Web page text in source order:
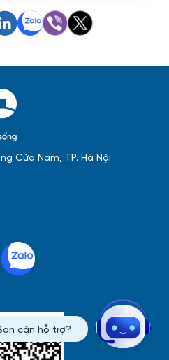
tin giao dịch
Sự kiện
cần hỗ trợ?
Cửa Nam, TP. Hà Nội